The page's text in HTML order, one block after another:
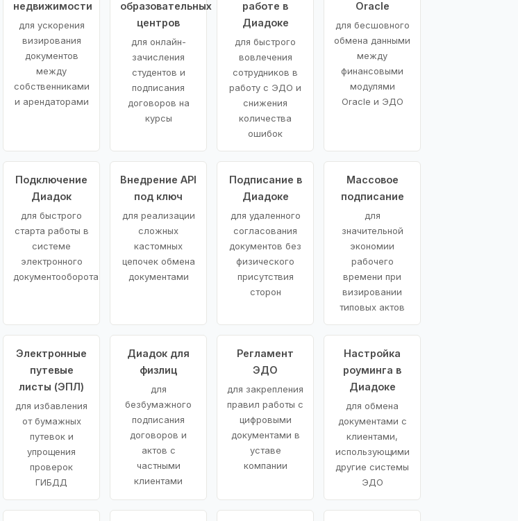
недвижимости
для ускорения
визирования
документов
между
собственниками
и арендаторами
образовательных
центров
для онлайн-
зачисления
студентов и
подписания
договоров на
курсы
работе в
Диадоке
для быстрого
вовлечения
сотрудников в
работу с ЭДО и
снижения
количества
ошибок
Oracle
для бесшовного
обмена данными
между
финансовыми
модулями
Oracle и ЭДО
Подключение
Диадок
для быстрого
старта работы в
системе
электронного
документооборота
Внедрение API
под ключ
для реализации
сложных
кастомных
цепочек обмена
документами
Подписание в
Диадоке
для удаленного
согласования
документов без
физического
присутствия
сторон
Массовое
подписание
для
значительной
экономии
рабочего
времени при
визировании
типовых актов
Электронные
путевые
листы (ЭПЛ)
для избавления
от бумажных
путевок и
упрощения
проверок
ГИБДД
Диадок для
физлиц
для
безбумажного
подписания
договоров и
актов с
частными
клиентами
Регламент
ЭДО
для закрепления
правил работы с
цифровыми
документами в
уставе
компании
Настройка
роуминга в
Диадоке
для обмена
документами с
клиентами,
использующими
другие системы
ЭДО